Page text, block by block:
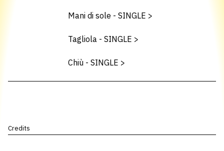
Mani di sole - SINGLE >
Tagliola - SINGLE >
Chiù - SINGLE >
Credits